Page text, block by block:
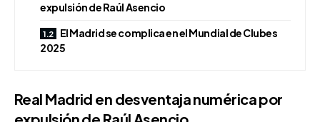
expulsión de Raúl Asencio
El Madrid se complica en el Mundial de Clubes
2025
Real Madrid en desventaja numérica por